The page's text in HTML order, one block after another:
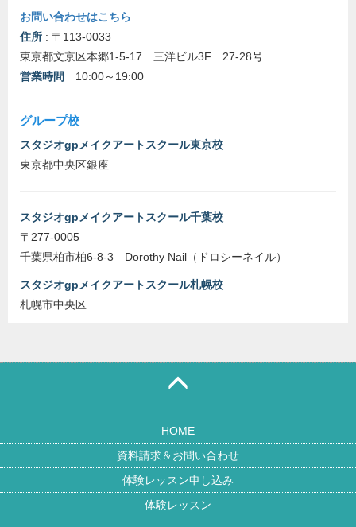
お問い合わせはこちら
住所 : 〒113-0033
東京都文京区本郷1-5-17 三洋ビル3F 27-28号
営業時間
10:00～19:00
グループ校
スタジオgpメイクアートスクール東京校
東京都中央区銀座
スタジオgpメイクアートスクール千葉校
〒277-0005
千葉県柏市柏6-8-3 Dorothy Nail（ドロシーネイル）
スタジオgpメイクアートスクール札幌校
札幌市中央区
HOME
資料請求＆お問い合わせ
体験レッスン申し込み
体験レッスン